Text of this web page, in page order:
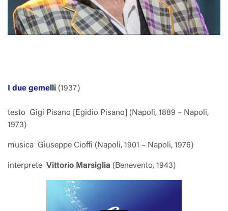
I due gemelli (1937)
testo Gigi Pisano [Egidio Pisano] (Napoli, 1889 – Napoli,
1973)
musica Giuseppe Cioffi (Napoli, 1901 – Napoli, 1976)
interprete Vittorio Marsiglia (Benevento, 1943)